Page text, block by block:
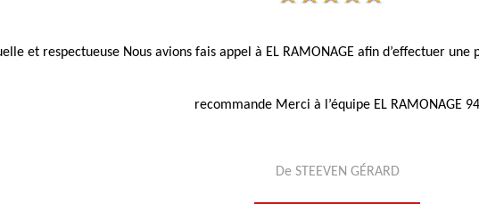
et respectueuse Nous avions fais appel à EL RAMONAGE afin d’effectuer
recommande Merci à l’équipe EL RAMONAGE 94
De STEEVEN GÉRARD